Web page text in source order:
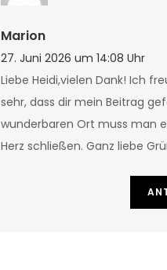
Marion
27. Juni 2026 um 14:08 Uhr
Liebe Heidi,vielen Dank! Ich
sehr, dass dir mein Beitrag
wunderbaren Ort muss man
Herz schließen. Ganz liebe